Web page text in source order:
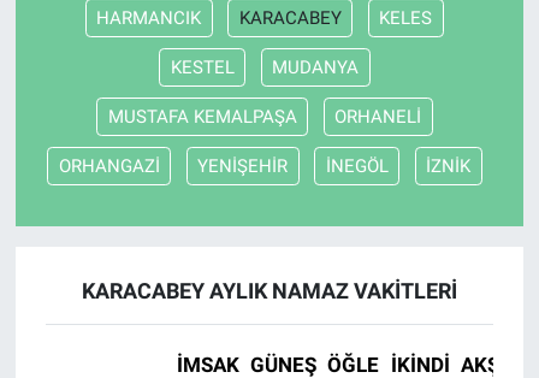
HARMANCIK KARACABEY KELES
KESTEL MUDANYA
MUSTAFA KEMALPAŞA ORHANELİ
ORHANGAZİ YENİŞEHİR İNEGÖL İZNİK
KARACABEY AYLIK NAMAZ VAKITLERI
İMSAK GÜNEŞ ÖĞLE İKINDI AKŞAM